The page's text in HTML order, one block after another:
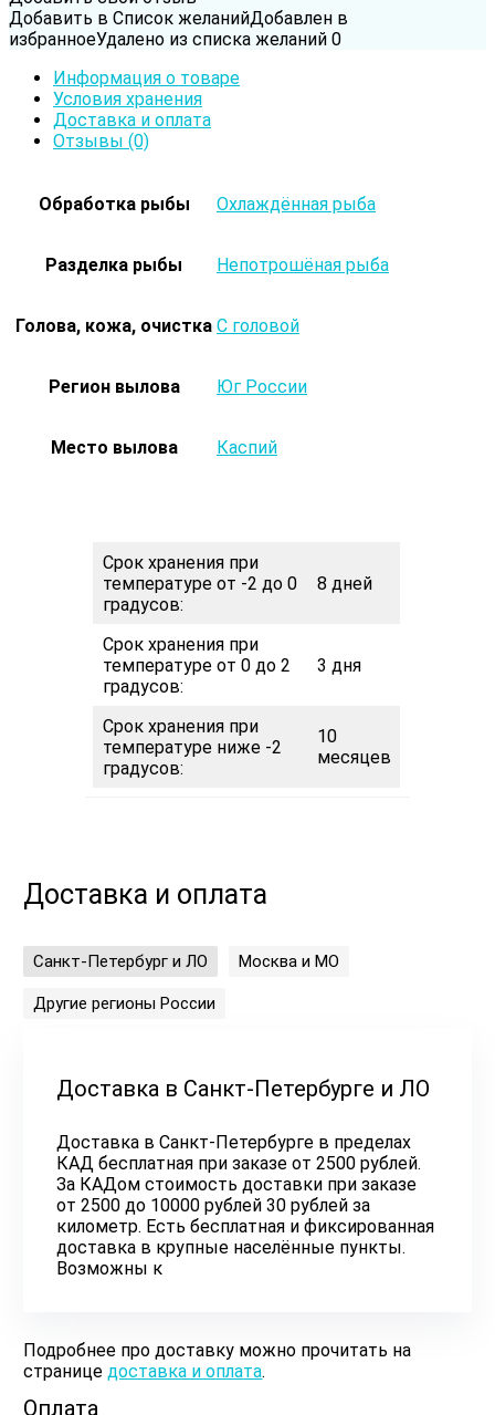
Добавить в Список желанийДобавлен в
избранноеУдалено из списка желаний 0
Информация о товаре
Условия хранения
Доставка и оплата
Отзывы (0)
Обработка рыбы Охлаждённая рыба
Разделка рыбы Непотрошёная рыба
Голова, кожа, очистка С головой
Регион вылова Юг России
Место вылова Каспий
Срок хранения при
температуре от -2 до 0
градусов:
8 дней
Срок хранения при
температуре от 0 до 2
градусов:
3 дня
Срок хранения при
температуре ниже -2
градусов:
10
месяцев
Доставка и оплата
Санкт-Петербург и ЛО Москва и МО
Другие регионы России
Доставка в Санкт-Петербурге и ЛО
Доставка в Санкт-Петербурге в пределах
КАД бесплатная при заказе от 2500 рублей.
За КАДом стоимость доставки при заказе
от 2500 до 10000 рублей 30 рублей за
километр. Есть бесплатная и фиксированная
доставка в крупные населённые пункты.
Возможны к
Подробнее про доставку можно прочитать на
страницедоставка и оплата.
Оплата